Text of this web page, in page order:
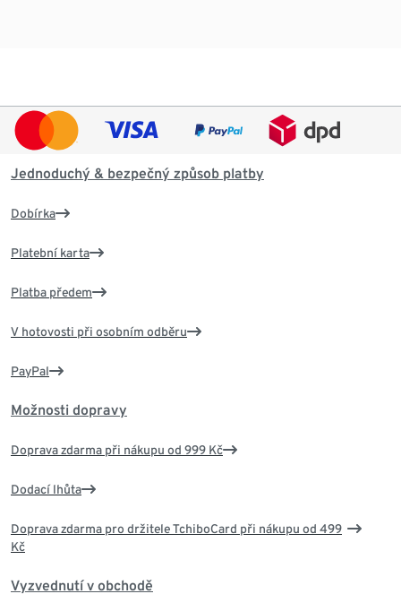
Jednoduchý & bezpečný způsob platby
Dobírka
Platební karta
Platba předem
V hotovosti při osobním odběru
PayPal
Možnosti dopravy
Doprava zdarma při nákupu od 999 Kč
Dodací lhůta
Doprava zdarma pro držitele TchiboCard při nákupu od 499
Kč
Vyzvednutí v obchodě